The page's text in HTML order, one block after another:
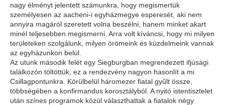
nagy élményt jelentett számunkra, hogy megismertük
személyesen az aacheni-i egyházmegye esperesét, aki nem
annyira magáról szeretett volna beszélni, hanem minket akart
minél teljesebben megismerni. Arra volt kíváncsi, hogy mi milyen
területeken szolgálunk, milyen örömeink és küzdelmeink vannak
az egyházunkon belül.
Az utunk második felét egy Siegburgban megrendezett ifjúsági
találkozón töltöttük, ez a rendezvény nagyon hasonlít a mi
Csillagpontunkra. Körülbelül háromezer fiatal gyűlt össze,
többségében a konfirmandus korosztályból. A nyitó istentisztelet
után színes programok közül választhattak a fiatalok négy